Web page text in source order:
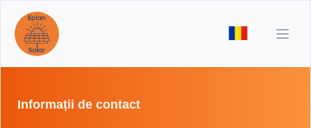
Open
Informații de contact